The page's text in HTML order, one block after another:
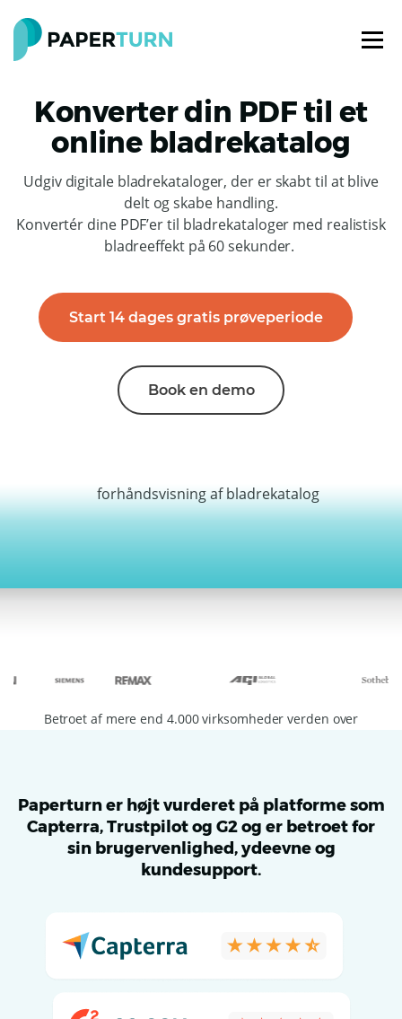
Konverter din PDF til et
online bladrekatalog
Udgiv digitale bladrekataloger, der er skabt til at blive
delt og skabe handling.
Konvertér dine PDF’er til bladrekataloger med realistisk
bladreeffekt på 60 sekunder.
Start 14 dages gratis prøveperiode
Book en demo
Betroet af mere end 4.000 virksomheder verden over
Paperturn er højt vurderet på platforme som
Capterra, Trustpilot og G2 og er betroet for
sin brugervenlighed, ydeevne og
kundesupport.